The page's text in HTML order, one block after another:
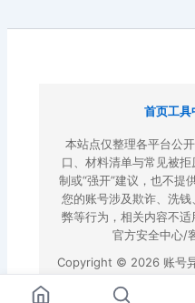
首页工具
本站点仅整理各平台公
口、材料清单与常见被
制或“强开”建议，也不提
您的账号涉及欺诈、洗
弊等行为，相关内容不
官方安全中心/
Copyright © 2026 账号